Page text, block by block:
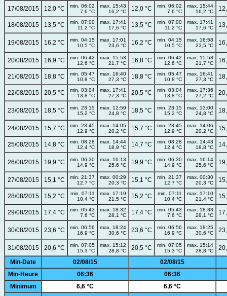
17/08/2015 12,0 °C
min. 06:02
7,6 °C
max. 15:43
16,2 °C
12,0 °C
min. 06:02
7,6 °C
max. 15:44
16,2 °C
18/08/2015 13,5 °C
min. 07:00
11,2 °C
max. 17:41
17,6 °C
13,5 °C
min. 07:00
11,2 °C
max. 17:41
17,6 °C
19/08/2015 16,2 °C
min. 04:15
10,5 °C
max. 17:01
23,6 °C
16,2 °C
min. 04:15
10,5 °C
max. 16:58
23,5 °C
20/08/2015 16,9 °C
min. 06:42
12,6 °C
max. 15:53
21,7 °C
16,8 °C
min. 06:42
12,6 °C
max. 15:53
21,7 °C
21/08/2015 18,8 °C
min. 05:47
10,8 °C
max. 16:40
27,3 °C
18,8 °C
min. 05:47
10,8 °C
max. 16:41
27,3 °C
22/08/2015 20,5 °C
min. 03:04
13,8 °C
max. 17:41
27,3 °C
20,5 °C
min. 03:04
13,8 °C
max. 17:36
27,2 °C
23/08/2015 18,5 °C
min. 23:15
15,2 °C
max. 12:59
24,8 °C
18,5 °C
min. 23:15
15,2 °C
max. 13:00
24,8 °C
24/08/2015 15,7 °C
min. 23:45
12,9 °C
max. 14:05
20,2 °C
15,7 °C
min. 23:45
12,9 °C
max. 14:06
20,2 °C
25/08/2015 14,8 °C
min. 08:28
12,4 °C
max. 14:44
18,9 °C
14,7 °C
min. 08:28
12,4 °C
max. 14:43
18,8 °C
26/08/2015 19,9 °C
min. 06:30
14,9 °C
max. 16:13
25,6 °C
19,9 °C
min. 06:30
14,9 °C
max. 16:14
25,6 °C
27/08/2015 15,1 °C
min. 21:37
12,7 °C
max. 00:29
20,3 °C
15,1 °C
min. 21:37
12,7 °C
max. 00:30
20,3 °C
28/08/2015 15,2 °C
min. 07:11
10,4 °C
max. 17:19
21,5 °C
15,2 °C
min. 07:11
10,4 °C
max. 17:10
21,4 °C
29/08/2015 17,4 °C
min. 05:43
7,6 °C
max. 18:32
28,1 °C
17,4 °C
min. 05:43
7,6 °C
max. 18:33
28,1 °C
30/08/2015 23,6 °C
min. 06:56
16,9 °C
max. 18:24
30,6 °C
23,6 °C
min. 06:56
16,9 °C
max. 18:25
30,6 °C
31/08/2015 20,6 °C
min. 07:05
15,3 °C
max. 15:12
28,8 °C
20,5 °C
min. 07:05
15,3 °C
max. 15:14
28,8 °C
Min-Date
02/08/15
02/08/15
Min-Heure
06:36
06:36
Minimum
6,6 °C
6,6 °C